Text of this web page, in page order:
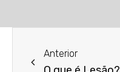
Anterior